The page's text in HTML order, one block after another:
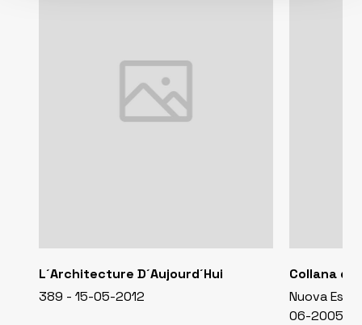
L´Architecture D´Aujourd´Hui
389 - 15-05-2012
Collana di
Nuova
06-2005